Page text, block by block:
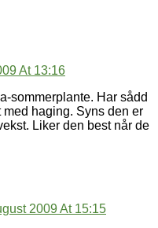
At 13:16
sommerplante. Har sådd
haging. Syns den er
Liker den best når de
2009 At 15:15